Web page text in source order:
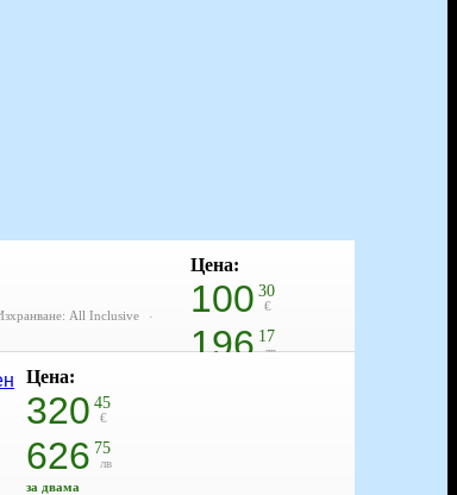
Цена:
100 30
€
196 17
лв
All Inclusive
Цена:
320 45
€
626 75
лв
за двама